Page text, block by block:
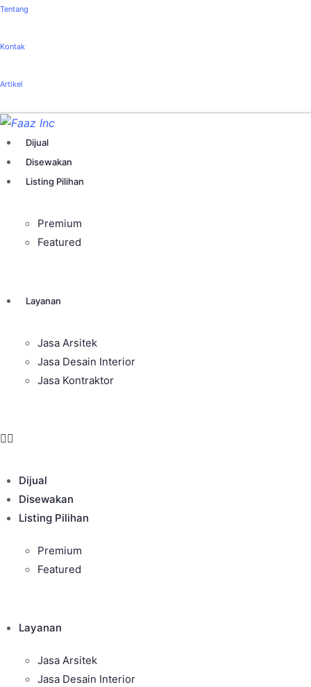
Tentang
Kontak
Artikel
Dijual
Disewakan
Listing Pilihan
Premium
Featured
Layanan
Jasa Arsitek
Jasa Desain Interior
Jasa Kontraktor
Dijual
Disewakan
Listing Pilihan
Premium
Featured
Layanan
Jasa Arsitek
Jasa Desain Interior